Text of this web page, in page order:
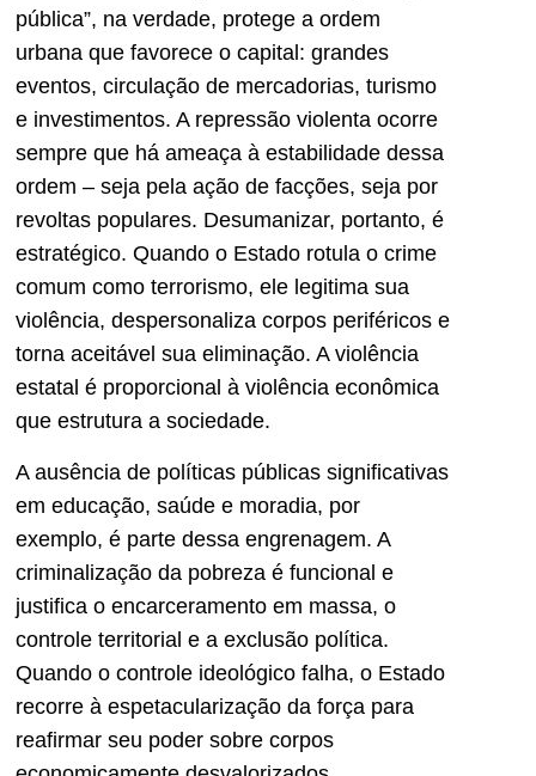
pública”, na verdade, protege a ordem
urbana que favorece o capital: grandes
eventos, circulação de mercadorias, turismo
e investimentos. A repressão violenta ocorre
sempre que há ameaça à estabilidade dessa
ordem – seja pela ação de facções, seja por
revoltas populares. Desumanizar, portanto, é
estratégico. Quando o Estado rotula o crime
comum como terrorismo, ele legitima sua
violência, despersonaliza corpos periféricos e
torna aceitável sua eliminação. A violência
estatal é proporcional à violência econômica
que estrutura a sociedade.
A ausência de políticas públicas significativas
em educação, saúde e moradia, por
exemplo, é parte dessa engrenagem. A
criminalização da pobreza é funcional e
justifica o encarceramento em massa, o
controle territorial e a exclusão política.
Quando o controle ideológico falha, o Estado
recorre à espetacularização da força para
reafirmar seu poder sobre corpos